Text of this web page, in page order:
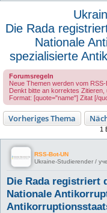
Die Rada
Nationale
spezialisierte
Forumsregeln
Neue Themen werden vom
Denkt bitte an korrektes Zitieren,
Format: [quote="name"] Zitat [/
Vorheriges Thema
1
RSS-Bot-UN
Ukraine-Studierender /
Die Rada registriert
Nationale